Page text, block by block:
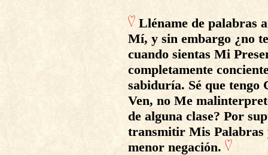
Lléname de palabras
Mí, y sin embargo ¿no
cuando sientas Mi
completamente
sabiduría. Sé que
Ven, no Me
de alguna clase? Por
transmitir Mis Palabras
menor negación.